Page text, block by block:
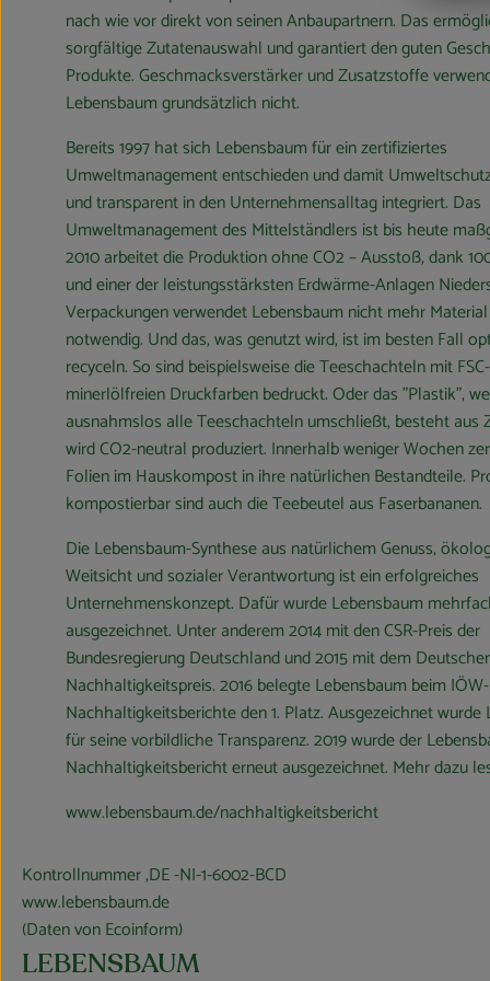
nach wie vor direkt von seinen Anbaupartnern. Das
sorgfältige Zutatenauswahl und garantiert den guten
Produkte. Geschmacksverstärker und Zusatzstoffe
Lebensbaum grundsätzlich nicht.
Bereits 1997 hat sich Lebensbaum für ein zertifiziertes
Umweltmanagement entschieden und damit
und transparent in den Unternehmensalltag integriert. Das
Umweltmanagement des Mittelständlers ist bis heute
2010 arbeitet die Produktion ohne CO2 – Ausstoß, dank
und einer der leistungsstärksten Erdwärme-Anlagen
Verpackungen verwendet Lebensbaum nicht mehr
notwendig. Und das, was genutzt wird, ist im besten Fall
recyceln. So sind beispielsweise die Teeschachteln mit
minerlölfreien Druckfarben bedruckt. Oder das "Plastik",
ausnahmslos alle Teeschachteln umschließt, besteht aus
wird CO2-neutral produziert. Innerhalb weniger Wochen
Folien im Hauskompost in ihre natürlichen Bestandteile.
kompostierbar sind auch die Teebeutel aus Faserbananen.
Die Lebensbaum-Synthese aus natürlichem Genuss,
Weitsicht und sozialer Verantwortung ist ein erfolgreiches
Unternehmenskonzept. Dafür wurde Lebensbaum
ausgezeichnet. Unter anderem 2014 mit den CSR-Preis der
Bundesregierung Deutschland und 2015 mit dem
Nachhaltigkeitspreis. 2016 belegte Lebensbaum beim
Nachhaltigkeitsberichte den 1. Platz. Ausgezeichnet wurde
für seine vorbildliche Transparenz. 2019 wurde der
Nachhaltigkeitsbericht erneut ausgezeichnet. Mehr dazu
www.lebensbaum.de/nachhaltigkeitsbericht
Kontrollnummer ,DE -NI-1-6002-BCD
www.lebensbaum.de
(Daten von Ecoinform)
LEBENSBAUM